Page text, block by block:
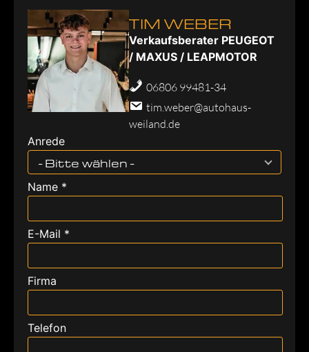
TIM WEBER
Verkaufsberater PEUGEOT
/ MAXUS / LEAPMOTOR
06806 99481-34
tim.weber@autohaus-
weiland.de
Anrede
- Bitte wählen -
Name *
E-Mail *
Firma
Telefon